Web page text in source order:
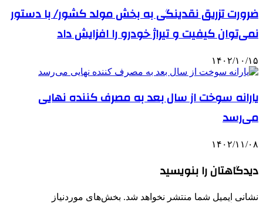
ضرورت تزریق نقدینگی به بخش مولد کشور/ با دستور
نمی‌توان کیفیت و تیراژ خودرو را افزایش داد
۱۴۰۲/۱۰/۱۵
یارانه سوخت از سال بعد به مصرف کننده نهایی
می‌رسد
۱۴۰۲/۱۱/۰۸
دیدگاهتان را بنویسید
نشانی ایمیل شما منتشر نخواهد شد. بخش‌های موردنیاز